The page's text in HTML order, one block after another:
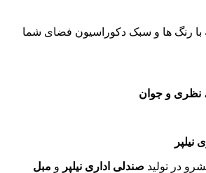
با رنگ ها و سبک دکوراسیون فضای شما
نظری و جوان
نیلپر
در تولید صندلی اداری نیلپر و مبل